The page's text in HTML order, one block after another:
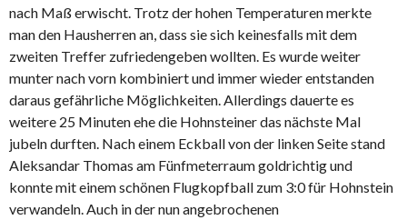
nach Maß erwischt. Trotz der hohen Temperaturen merkte
man den Hausherren an, dass sie sich keinesfalls mit dem
zweiten Treffer zufriedengeben wollten. Es wurde weiter
munter nach vorn kombiniert und immer wieder entstanden
daraus gefährliche Möglichkeiten. Allerdings dauerte es
weitere 25 Minuten ehe die Hohnsteiner das nächste Mal
jubeln durften. Nach einem Eckball von der linken Seite stand
Aleksandar Thomas am Fünfmeterraum goldrichtig und
konnte mit einem schönen Flugkopfball zum 3:0 für Hohnstein
verwandeln. Auch in der nun angebrochenen